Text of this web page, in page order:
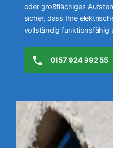
oder großflächiges
sicher, dass Ihre
vollständig funktionsfähig
0157 924 992 55